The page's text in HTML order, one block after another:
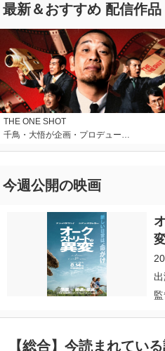
最新＆おすすめ 配信作品
THE ONE SHOT
千鳥・大悟が企画・プロデュー…
今週公開の映画
【総合】今読まれてい